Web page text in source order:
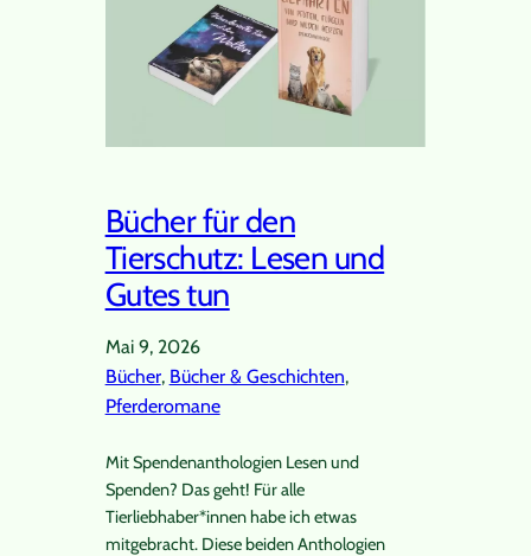
Bücher für den
Tierschutz: Lesen und
Gutes tun
Mai 9, 2026
Bücher, Bücher & Geschichten,
Pferderomane
Mit Spendenanthologien Lesen und
Spenden? Das geht! Für alle
Tierliebhaber*innen habe ich etwas
mitgebracht. Diese beiden Anthologien